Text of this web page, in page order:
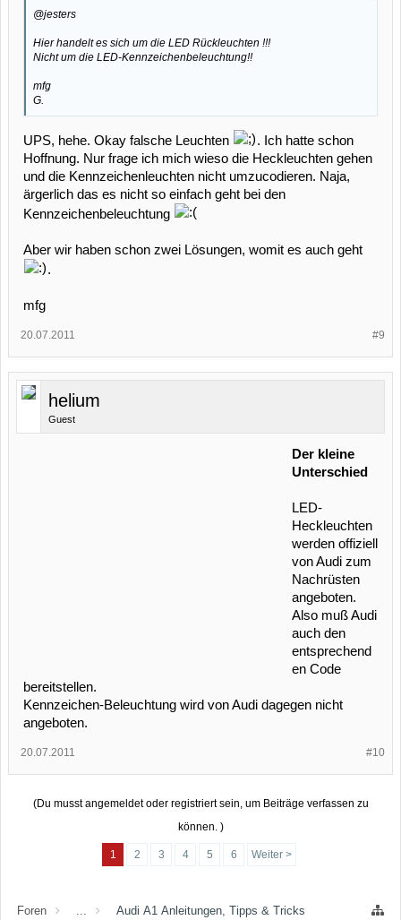
@jesters
Hier handelt es sich um die LED Rückleuchten !!!
Nicht um die LED-Kennzeichenbeleuchtung!!
mfg
G.
UPS, hehe. Okay falsche Leuchten
. Ich hatte schon
Hoffnung. Nur frage ich mich wieso die Heckleuchten gehen
und die Kennzeichenleuchten nicht umzucodieren. Naja,
ärgerlich das es nicht so einfach geht bei den
Kennzeichenbeleuchtung
Aber wir haben schon zwei Lösungen, womit es auch geht
.
mfg
#9
20.07.2011
helium
Guest
Der kleine
Unterschied
LED-
Heckleuchten
werden offiziell
von Audi zum
Nachrüsten
angeboten.
Also muß Audi
auch den
entsprechend
en Code
bereitstellen.
Kennzeichen-Beleuchtung wird von Audi dagegen nicht
angeboten.
#10
20.07.2011
(Du musst angemeldet oder registriert sein, um Beiträge verfassen zu
können. )
1 2 3 4 5 6 Weiter >
Foren Audi A1 Anleitungen, Tipps & Tricks